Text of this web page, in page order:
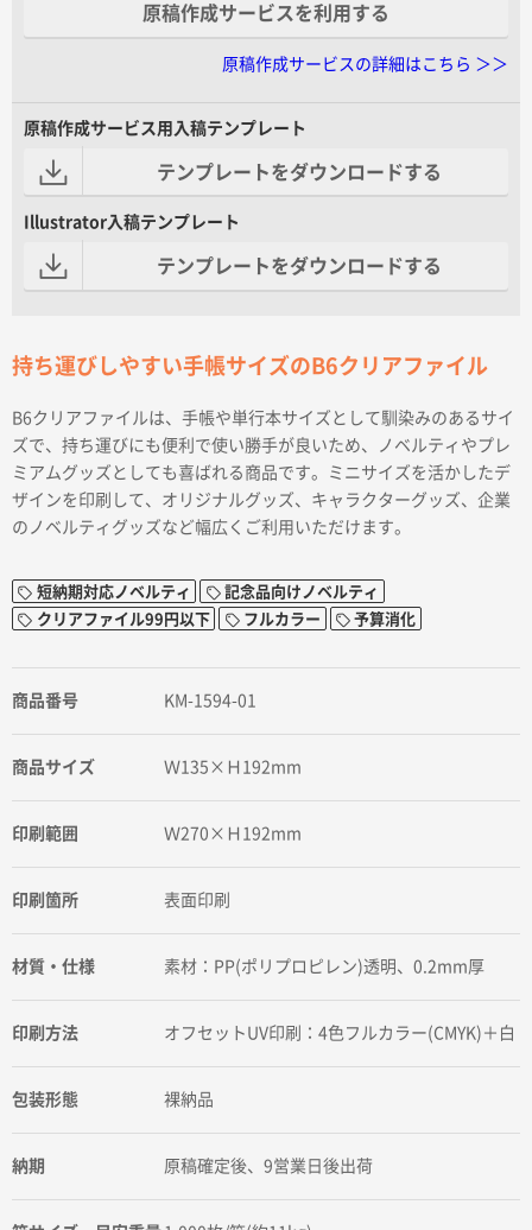
原稿作成サービスを利用する
原稿作成サービスの詳細はこちら ＞＞
原稿作成サービス用入稿テンプレート
テンプレートをダウンロードする
Illustrator入稿テンプレート
テンプレートをダウンロードする
持ち運びしやすい手帳サイズのB6クリアファイル
B6クリアファイルは、手帳や単行本サイズとして馴染みのあるサイ
ズで、持ち運びにも便利で使い勝手が良いため、ノベルティやプレ
ミアムグッズとしても喜ばれる商品です。ミニサイズを活かしたデ
ザインを印刷して、オリジナルグッズ、キャラクターグッズ、企業
のノベルティグッズなど幅広くご利用いただけます。
短納期対応ノベルティ
記念品向けノベルティ
クリアファイル99円以下
フルカラー 予算消化
商品番号 KM-1594-01
商品サイズ Ｗ135×Ｈ192mm
印刷範囲 Ｗ270×Ｈ192mm
印刷箇所 表面印刷
材質・仕様 素材：PP(ポリプロピレン)透明、0.2mm厚
印刷方法 オフセットUV印刷：4色フルカラー(CMYK)＋白
包装形態 裸納品
納期 原稿確定後、9営業日後出荷